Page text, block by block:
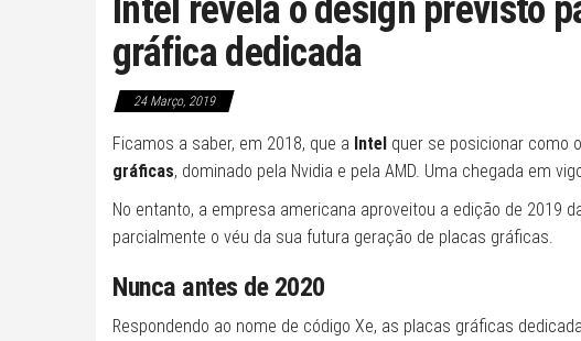
Intel revela o design previsto
gráfica dedicada
24 Março, 2019
Ficamos a saber, em 2018, que a Intel quer se posicionar como
gráficas, dominado pela Nvidia e pela AMD. Uma chegada em
No entanto, a empresa americana aproveitou a edição de 2019
parcialmente o véu da sua futura geração de placas gráficas.
Nunca antes de 2020
Respondendo ao nome de código Xe, as placas gráficas